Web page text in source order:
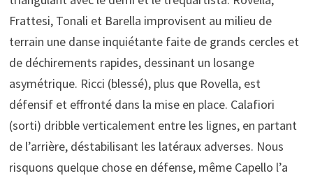
Frattesi, Tonali et Barella improvisent au milieu de
terrain une danse inquiétante faite de grands cercles et
de déchirements rapides, dessinant un losange
asymétrique. Ricci (blessé), plus que Rovella, est
défensif et effronté dans la mise en place. Calafiori
(sorti) dribble verticalement entre les lignes, en partant
de l’arrière, déstabilisant les latéraux adverses. Nous
risquons quelque chose en défense, même Capello l’a